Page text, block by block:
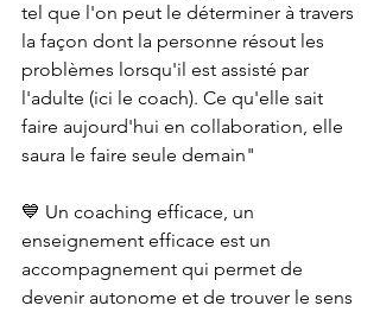
tel que l'on peut le déterminer à travers
la façon dont la personne résout les
problèmes lorsqu'il est assisté par
l'adulte (ici le coach). Ce qu'elle sait
faire aujourd'hui en collaboration, elle
saura le faire seule demain"
💙 Un coaching efficace, un
enseignement efficace est un
accompagnement qui permet de
devenir autonome et de trouver le sens